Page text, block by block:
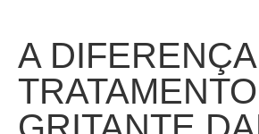
A
TRATAMENTO